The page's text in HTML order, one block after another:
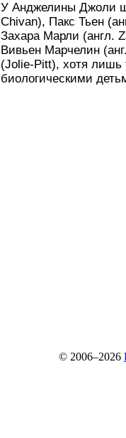
У Анджелины Джоли
Chivan), Пакс Тьен
Захара Марли (англ.
Вивьен Марчелин
(Jolie-Pitt), хотя
биологическими
© 2006–2026